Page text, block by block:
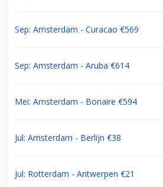
Sep: Amsterdam - Curacao €569
Sep: Amsterdam - Aruba €614
Mei: Amsterdam - Bonaire €594
Jul: Amsterdam - Berlijn €38
Jul: Rotterdam - Antwerpen €21